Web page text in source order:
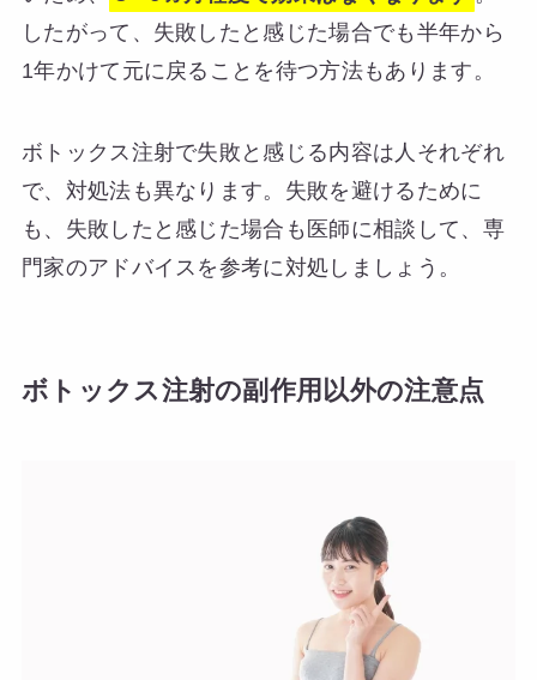
したがって、失敗したと感じた場合でも半年から
1年かけて元に戻ることを待つ方法もあります。
ボトックス注射で失敗と感じる内容は人それぞれ
で、対処法も異なります。失敗を避けるために
も、失敗したと感じた場合も医師に相談して、専
門家のアドバイスを参考に対処しましょう。
ボトックス注射の副作用以外の注意点